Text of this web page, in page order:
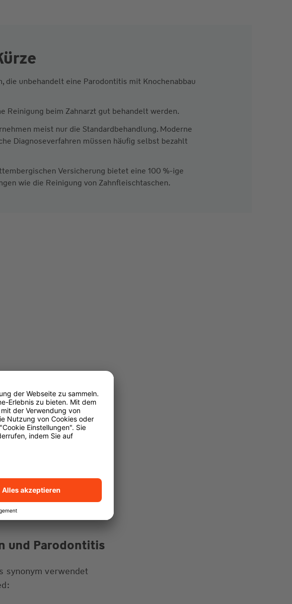
die unbehandelt eine Parodontitis mit Knochenabbau
Reinigung beim Zahnarzt gut behandelt werden.
meist nur die Standardbehandlung. Moderne
Diagnoseverfahren müssen häufig selbst bezahlt
Versicherung bietet eine 100 %-ige
wie die Reinigung von Zahnfleischtaschen.
und Zahnfleisch
Wenn sich jedoch
eine Entzündung
Zahnfleisch vom Zahn.
vermehren und den
Bei einerTiefe von 4
und Parodontitis
synonym verwendet